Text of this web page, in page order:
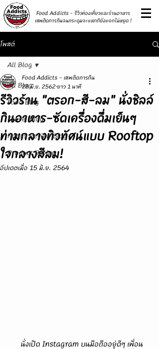
Food Addicts - รีวิวท่องเที่ยวและร้านอาหาร
เสพติดการกินจนกระดุมจะแหกก็ยังแ๑กไม่หยุด !
โพสต์
All Blog
Food Blog
Travel Blog
Hotels Review Blog
Product Review
All Blog
รีวิวร้าน "ตรอก-สี-ลม" นั่งชิลล์
กินอาหาร-ซัดเครื่องดื่มเย็นๆ
ท่ามกลางทิวทัศน์แบบ Rooftop
ใจกลางสีลม!
Food Addicts - เสพติดการกิน
28 มิ.ย. 2562ยาว 1 นาที
อัปเดตเมื่อ 15 มิ.ย. 2564